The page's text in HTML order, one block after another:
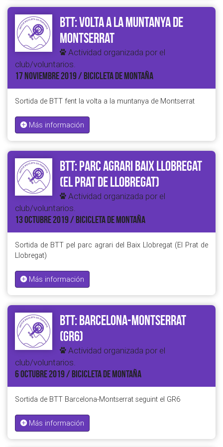
BTT: Volta a la Muntanya de
Montserrat
Actividad organizada por el
club/voluntarios.
17 NOVIEMBRE 2019 / BICICLETA DE MONTAÑA
Sortida de BTT fent la volta a la muntanya de Montserrat
Más información
BTT: Parc Agrari Baix Llobregat
(El Prat de Llobregat)
Actividad organizada por el
club/voluntarios.
13 OCTUBRE 2019 / BICICLETA DE MONTAÑA
Sortida de BTT pel parc agrari del Baix Llobregat (El Prat de
Llobregat)
Más información
BTT: Barcelona-Montserrat
(GR6)
Actividad organizada por el
club/voluntarios.
6 OCTUBRE 2019 / BICICLETA DE MONTAÑA
Sortida de BTT Barcelona-Montserrat seguint el GR6
Más información